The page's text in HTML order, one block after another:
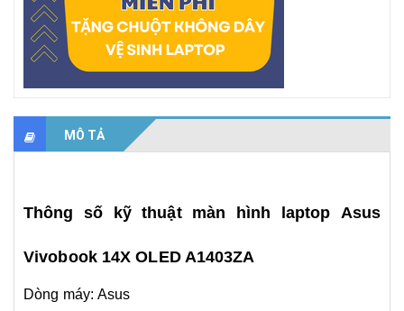
MÔ TẢ
Thông số kỹ thuật màn hình laptop Asus
Vivobook 14X OLED A1403ZA
Dòng máy: Asus